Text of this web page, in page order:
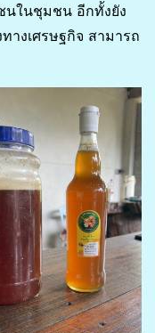
นในชุมชน อีกทั้งยัง
างเศรษฐกิจ สามารถ